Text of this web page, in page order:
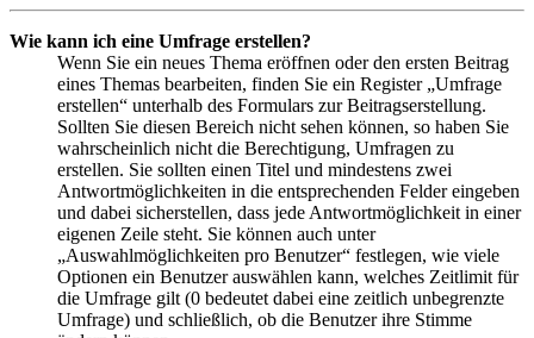
Wie kann ich eine Umfrage erstellen?
Wenn Sie ein neues Thema eröffnen oder den ersten Beitrag
eines Themas bearbeiten, finden Sie ein Register „Umfrage
erstellen“ unterhalb des Formulars zur Beitragserstellung.
Sollten Sie diesen Bereich nicht sehen können, so haben Sie
wahrscheinlich nicht die Berechtigung, Umfragen zu
erstellen. Sie sollten einen Titel und mindestens zwei
Antwortmöglichkeiten in die entsprechenden Felder eingeben
und dabei sicherstellen, dass jede Antwortmöglichkeit in einer
eigenen Zeile steht. Sie können auch unter
„Auswahlmöglichkeiten pro Benutzer“ festlegen, wie viele
Optionen ein Benutzer auswählen kann, welches Zeitlimit für
die Umfrage gilt (0 bedeutet dabei eine zeitlich unbegrenzte
Umfrage) und schließlich, ob die Benutzer ihre Stimme